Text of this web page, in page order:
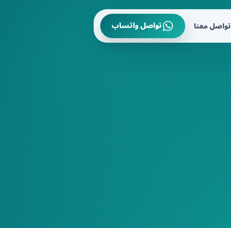
تواصل معنا تواصل واتساب